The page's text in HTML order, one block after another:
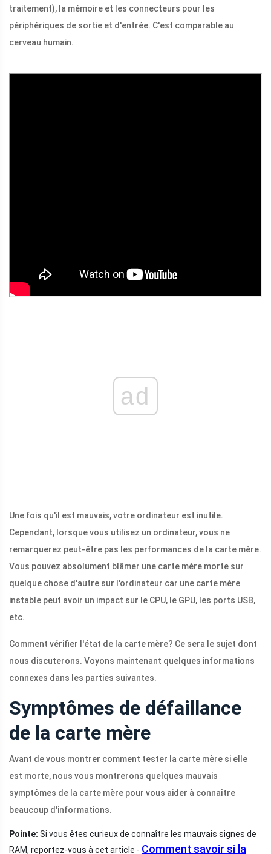
traitement), la mémoire et les connecteurs pour les
périphériques de sortie et d'entrée. C'est comparable au
cerveau humain.
ad
Une fois qu'il est mauvais, votre ordinateur est inutile.
Cependant, lorsque vous utilisez un ordinateur, vous ne
remarquerez peut-être pas les performances de la carte mère.
Vous pouvez absolument blâmer une carte mère morte sur
quelque chose d'autre sur l'ordinateur car une carte mère
instable peut avoir un impact sur le CPU, le GPU, les ports USB,
etc.
Comment vérifier l'état de la carte mère? Ce sera le sujet dont
nous discuterons. Voyons maintenant quelques informations
connexes dans les parties suivantes.
Symptômes de défaillance
de la carte mère
Avant de vous montrer comment tester la carte mère si elle
est morte, nous vous montrerons quelques mauvais
symptômes de la carte mère pour vous aider à connaître
beaucoup d'informations.
Pointe: Si vous êtes curieux de connaître les mauvais signes de
RAM, reportez-vous à cet article - Comment savoir si la